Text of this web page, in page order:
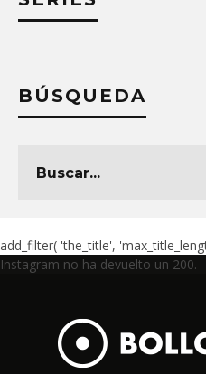
BÚSQUEDA
add_filter( 'the_title',
Instagram no ha devuelto un 200.